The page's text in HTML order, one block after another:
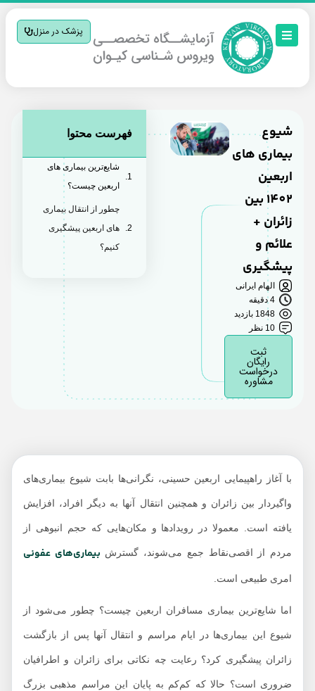
پزشک در منزل
شیوع
بیماری های
اربعین
1402 بین
زائران +
علائم و
پیشگیری
الهام ایرانی
4 دقیقه
1848 بازدید
10 نظر
رایگان
درخواست
مشاوره
فهرست محتوا
شایع‌ترین بیماری های
اربعین چیست؟
چطور از انتقال بیماری
های اربعین پیشگیری
با آغاز راهپیمایی اربعین حسینی، نگرانی‌ها بابت شیوع بیماری‌های
واگیردار بین زائران و همچنین انتقال آنها به دیگر افراد، افزایش
یافته است. معمولا در رویدادها و مکان‌هایی که حجم انبوهی از
مردم از اقصی‌نقاط جمع می‌شوند، گسترشبیماری‌های عفونی
امری طبیعی است.
اما شایع‌ترین بیماری مسافران اربعین چیست؟ چطور ‌می‌شود از
شیوع این بیماری‌ها در ایام مراسم و انتقال آنها پس از بازگشت
زائران پیشگیری کرد؟ رعایت چه نکاتی برای زائران و اطرافیان
ضروری است؟ حالا که کم‌کم به پایان این مراسم مذهبی بزرگ